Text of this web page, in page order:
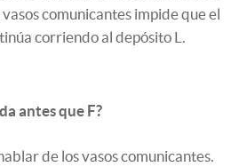
comunicantes impide que el
corriendo al depósito L.
antes que F?
de los vasos comunicantes.